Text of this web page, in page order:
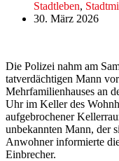
Stadtleben,
30. März 2026
Die Polizei nahm am
tatverdächtigen Mann
Mehrfamilienhauses an
Uhr im Keller des
aufgebrochener
unbekannten Mann, der
Anwohner informierte
Einbrecher.